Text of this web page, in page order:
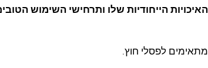
הייחודיות שלו ותרחישי השימוש
לפסלי חוץ.